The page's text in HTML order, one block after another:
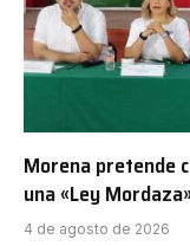
Morena pretende
una «Ley
4 de agosto de 2026